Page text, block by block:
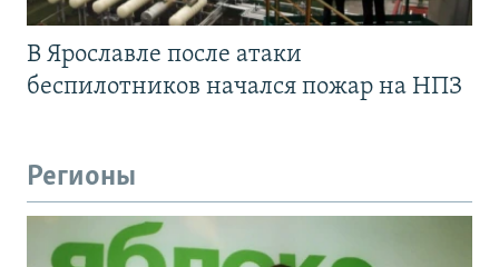
В Ярославле после атаки
беспилотников начался пожар на НПЗ
Регионы